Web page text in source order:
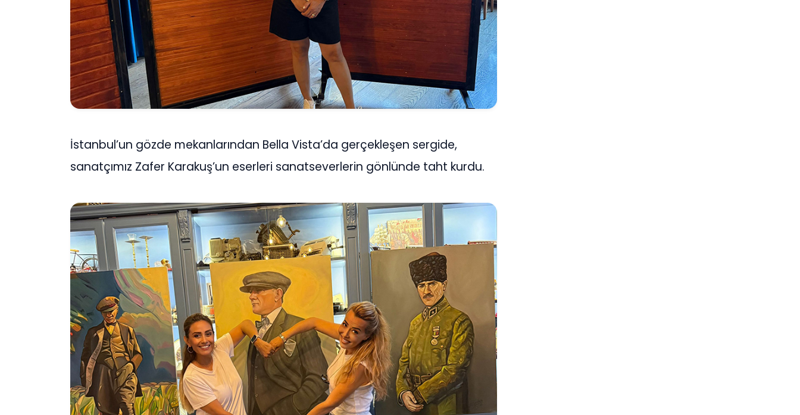
İstanbul’un gözde mekanlarından Bella Vista’da gerçekleşen sergide,
sanatçımız Zafer Karakuş’un eserleri sanatseverlerin gönlünde taht kurdu.